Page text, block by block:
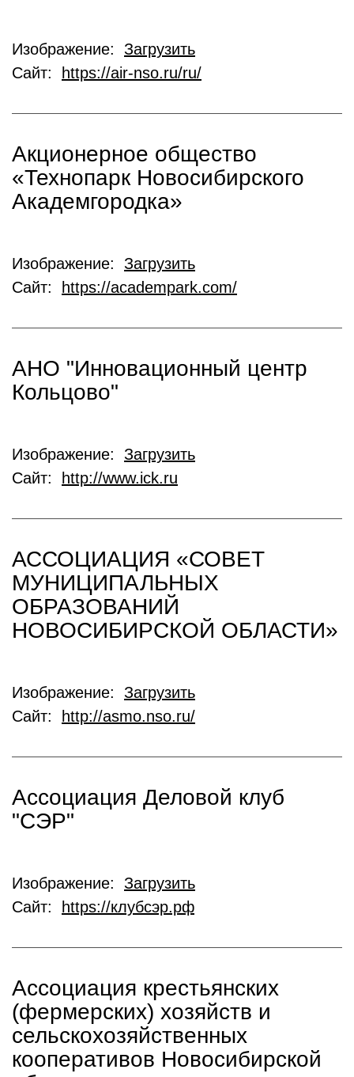
Изображение: Загрузить
Сайт:
https://air-nso.ru/ru/
Акционерное общество
«Технопарк Новосибирского
Академгородка»
Изображение: Загрузить
Сайт:
https://academpark.com/
АНО "Инновационный центр
Кольцово"
Изображение: Загрузить
Сайт:
http://www.ick.ru
АССОЦИАЦИЯ «СОВЕТ
МУНИЦИПАЛЬНЫХ
ОБРАЗОВАНИЙ
НОВОСИБИРСКОЙ ОБЛАСТИ»
Изображение: Загрузить
Сайт:
http://asmo.nso.ru/
Ассоциация Деловой клуб
"СЭР"
Изображение: Загрузить
Сайт:
https://клубсэр.рф
Ассоциация крестьянских
(фермерских) хозяйств и
сельскохозяйственных
кооперативов Новосибирской